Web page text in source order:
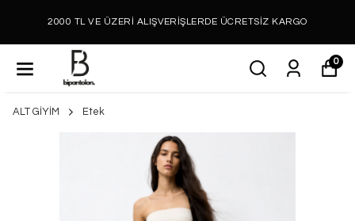
2000 TL VE ÜZERİ ALIŞVERİŞLERDE ÜCRETSİZ KARGO
0
ALT GİYİM Etek